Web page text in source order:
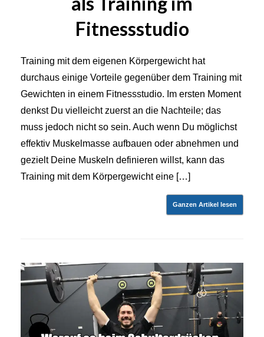
Fitnessstudio
Training mit dem eigenen Körpergewicht hat
durchaus einige Vorteile gegenüber dem Training mit
Gewichten in einem Fitnessstudio. Im ersten Moment
denkst Du vielleicht zuerst an die Nachteile; das
muss jedoch nicht so sein. Auch wenn Du möglichst
effektiv Muskelmasse aufbauen oder abnehmen und
gezielt Deine Muskeln definieren willst, kann das
Training mit dem Körpergewicht eine […]
Ganzen Artikel lesen